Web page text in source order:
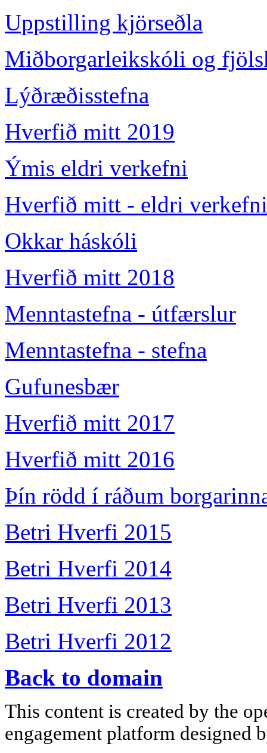
Uppstilling kjörseðla
Miðborgarleikskóli og
Lýðræðisstefna
Hverfið mitt 2019
Ýmis eldri verkefni
Hverfið mitt - eldri verkefni
Okkar háskóli
Hverfið mitt 2018
Menntastefna - útfærslur
Menntastefna - stefna
Gufunesbær
Hverfið mitt 2017
Hverfið mitt 2016
Þín rödd í ráðum
Betri Hverfi 2015
Betri Hverfi 2014
Betri Hverfi 2013
Betri Hverfi 2012
Back to domain
This content is created by the
engagement platform designed